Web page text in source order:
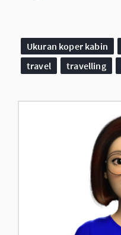
Ukuran koper kabin
travel
travelling